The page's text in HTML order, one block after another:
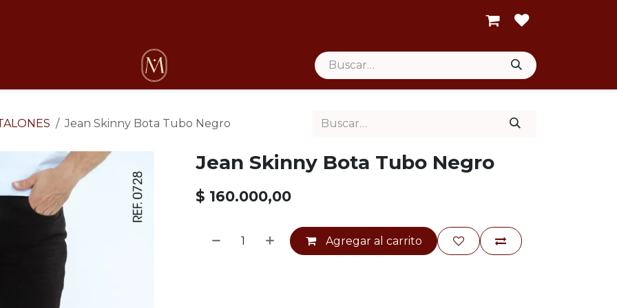
Jean Skinny Bota Tubo Negro
Jean Skinny Bota Tubo Negro
$ 160.000,00
Agregar al carrito